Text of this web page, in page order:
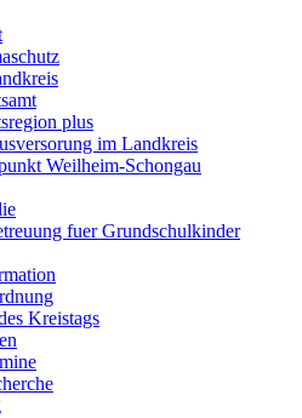
plus
im Landkreis
Weilheim-Schongau
fuer Grundschulkinder
Kreistags